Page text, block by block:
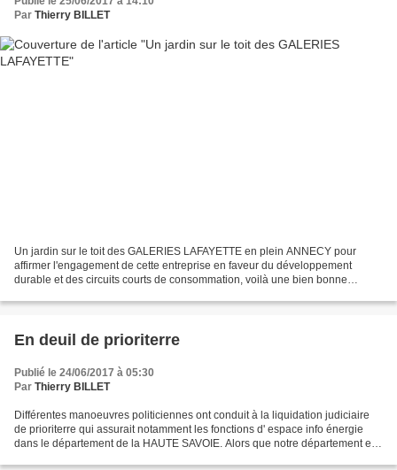
Par Thierry BILLET
Un jardin sur le toit des GALERIES LAFAYETTE en plein ANNECY pour
affirmer l'engagement de cette entreprise en faveur du développement
durable et des circuits courts de consommation, voilà une bien bonne
En deuil de prioriterre
Publié le 24/06/2017 à 05:30
Par Thierry BILLET
Différentes manoeuvres politiciennes ont conduit à la liquidation judiciaire
de prioriterre qui assurait notamment les fonctions d' espace info énergie
dans le département de la HAUTE SAVOIE. Alors que notre département est